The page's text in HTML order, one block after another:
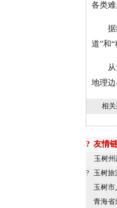
各类
据统
道”和
从查
地理
相关
? 友情
玉树州
?
玉树旅
玉树市
青海省